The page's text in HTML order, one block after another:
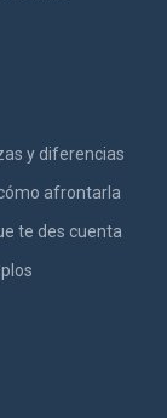
y diferencias
afrontarla
te des cuenta